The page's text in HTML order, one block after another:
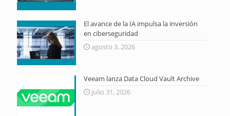
El avance de la IA impulsa la inversión
en ciberseguridad
agosto 3, 2026
Veeam lanza Data Cloud Vault Archive
julio 31, 2026